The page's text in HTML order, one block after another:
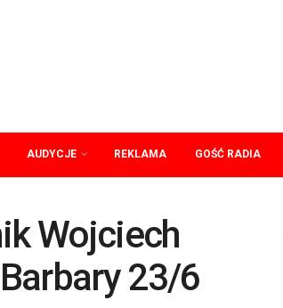
AUDYCJE REKLAMA GOŚĆ RADIA
Wojciech
23/6